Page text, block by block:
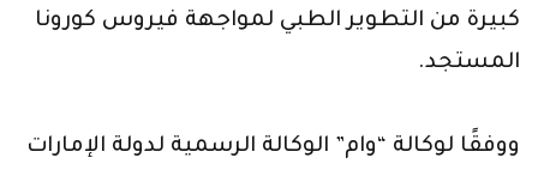
كبيرة من التطوير الطبي لمواجهة فيروس كورونا
المستجد.
ووفقًا لوكالة “وام” الوكالة الرسمية لدولة الإمارات